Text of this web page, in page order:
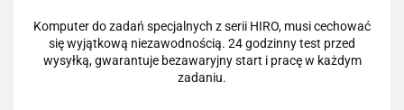
Komputer do zadań specjalnych z serii HIRO, musi cechować
się wyjątkową niezawodnością. 24 godzinny test przed
wysyłką, gwarantuje bezawaryjny start i pracę w każdym
zadaniu.